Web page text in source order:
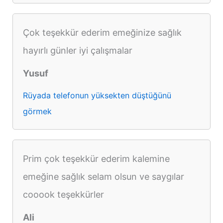
Çok teşekkür ederim emeğinize sağlık
hayırlı günler iyi çalışmalar
Yusuf
Rüyada telefonun yüksekten düştüğünü
görmek
Prim çok teşekkür ederim kalemine
emeğine sağlık selam olsun ve saygılar
cooook teşekkürler
Ali